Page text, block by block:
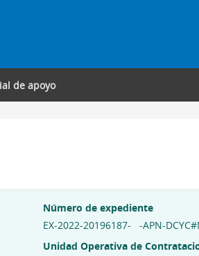
de apoyo
Número de expediente
EX-2022-20196187- -APN-
Unidad Operativa de